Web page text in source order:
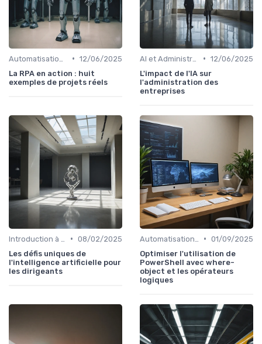
• 12/06/2025
La RPA en action : huit
exemples de projets réels
• 12/06/2025
L'impact de l'IA sur
l'administration des
entreprises
• 08/02/2025
Les défis uniques de
l'intelligence artificielle pour
les dirigeants
• 01/09/2025
Optimiser l'utilisation de
PowerShell avec where-
object et les opérateurs
logiques